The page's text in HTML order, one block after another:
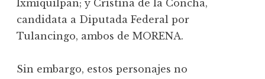
Ixmiquilpan; y Cristina de la Concha,
candidata a Diputada Federal por
Tulancingo, ambos de MORENA.
Sin embargo, estos personajes no